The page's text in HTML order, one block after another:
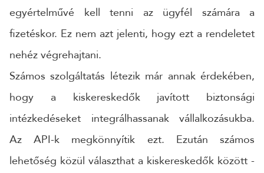
egyértelművé kell tenni az ügyfél számára a
fizetéskor. Ez nem azt jelenti, hogy ezt a rendeletet
nehéz végrehajtani.
Számos szolgáltatás létezik már annak érdekében,
hogy a kiskereskedők javított biztonsági
intézkedéseket integrálhassanak vállalkozásukba.
Az API-k megkönnyítik ezt. Ezután számos
lehetőség közül választhat a kiskereskedők között -